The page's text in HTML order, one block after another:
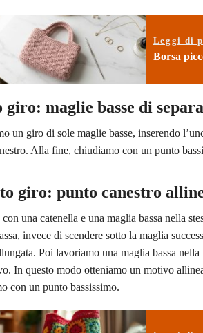
Leggi di
Borsa
giro: maglie basse di
un giro di sole maglie basse, inserendo
Alla fine, chiudiamo con un punto
giro: punto canestro
una catenella e una maglia bassa nella
invece di scendere sotto la maglia
Poi lavoriamo una maglia bassa
In questo modo otteniamo un motivo
con un punto bassissimo.